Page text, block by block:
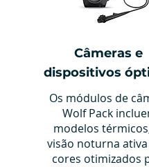
Câmeras e
dispositivos
Os módulos de
Wolf Pack
modelos
visão noturna
cores otimizados